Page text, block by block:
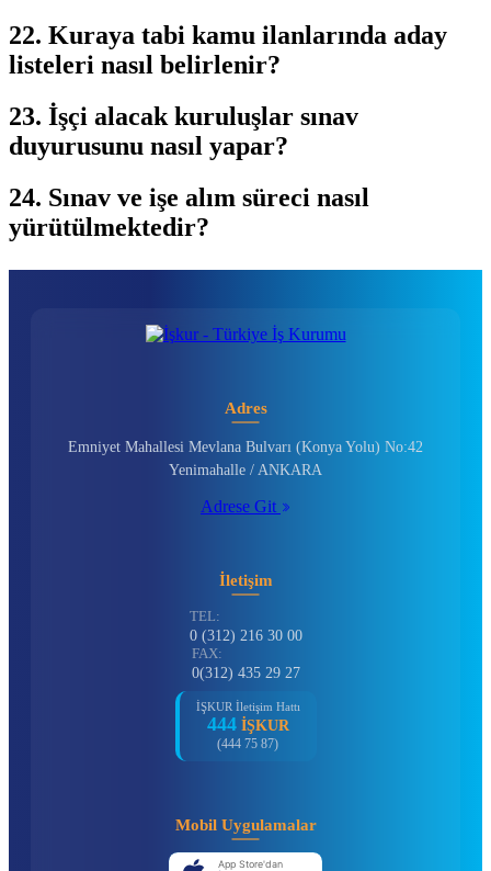
22. Kuraya tabi kamu ilanlarında aday
listeleri nasıl belirlenir?
23. İşçi alacak kuruluşlar sınav
duyurusunu nasıl yapar?
24. Sınav ve işe alım süreci nasıl
yürütülmektedir?
Adres
Emniyet Mahallesi Mevlana Bulvarı (Konya Yolu) No:42
Yenimahalle / ANKARA
Adrese Git
İletişim
TEL:
0 (312) 216 30 00
FAX:
0(312) 435 29 27
İŞKUR İletişim Hattı
444 İŞKUR
(444 75 87)
Mobil Uygulamalar
App Store'dan